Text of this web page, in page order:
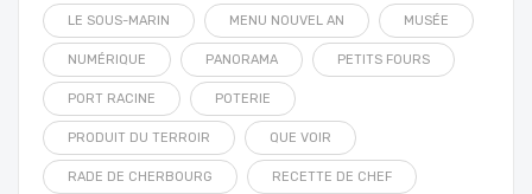
LE SOUS-MARIN MENU NOUVEL AN MUSÉE
NUMÉRIQUE PANORAMA PETITS FOURS
PORT RACINE POTERIE
PRODUIT DU TERROIR QUE VOIR
RADE DE CHERBOURG RECETTE DE CHEF